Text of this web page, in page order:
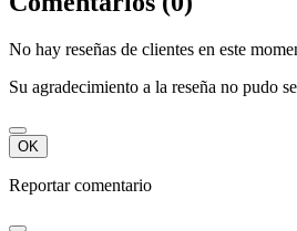
No hay reseñas de clientes en este
Su agradecimiento a la reseña no pudo
OK
Reportar comentario